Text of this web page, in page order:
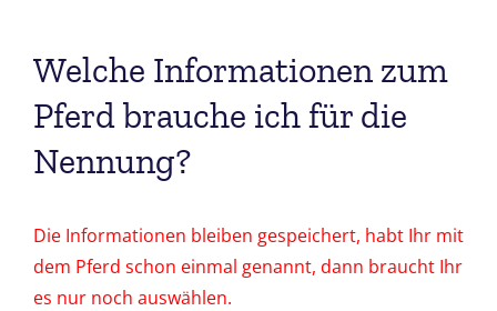
Welche Informationen zum
Pferd brauche ich für die
Nennung?
Die Informationen bleiben gespeichert, habt Ihr mit
dem Pferd schon einmal genannt, dann braucht Ihr
es nur noch auswählen.